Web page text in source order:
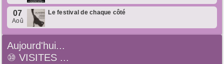
07
Aoû
Le festival de chaque côté
Aujourd'hui...
⑩VISITES ...